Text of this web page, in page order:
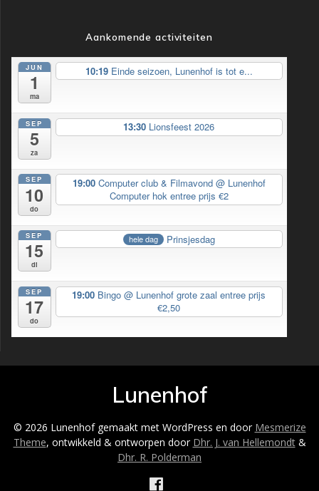
Aankomende activiteiten
JUN
1
ma
10:19 Einde seizoen, Lunenhof is tot e...
SEP
5
za
13:30 Lionsfeest 2026
SEP
10
do
19:00 Computer club & Filmavond @ Lunenhof
Computer hok entree prijs €2
SEP
15
di
hele dag Prinsjesdag
SEP
17
do
19:00 Bingo@ Lunenhof grote zaal entree prijs
€2,50
Lunenhof
© 2026 Lunenhof gemaakt met WordPress en door Mesmerize
Theme, ontwikkeld & ontworpen door Dhr. J. van Hellemondt&
Dhr. R. Polderman